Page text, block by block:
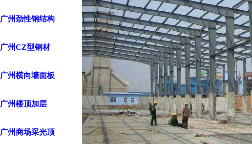
广州劲性钢结构
广州CZ型钢材
广州横向墙面板
广州楼顶加层
广州商场采光顶